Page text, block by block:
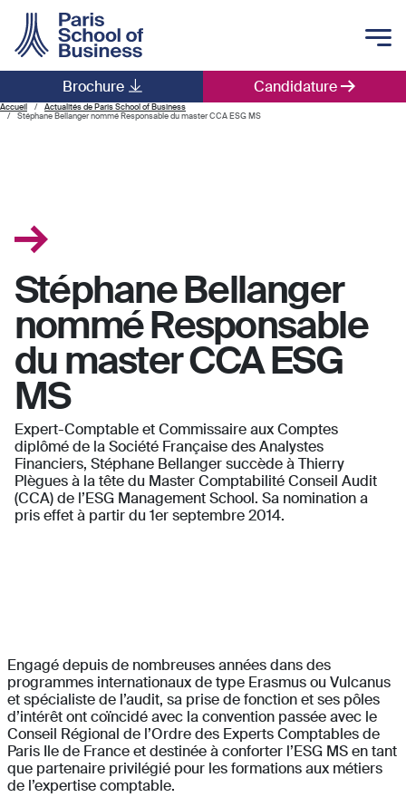
Candidature
Brochure
Main navigation
Accueil
Actualités de Paris School of Business
Stéphane Bellanger nommé Responsable du master CCA ESG MS
Stéphane Bellanger
nommé Responsable
du master CCA ESG
MS
Expert-Comptable et Commissaire aux Comptes
diplômé de la Société Française des Analystes
Financiers, Stéphane Bellanger succède à Thierry
Plègues à la tête du Master Comptabilité Conseil Audit
(CCA) de l’ESG Management School. Sa nomination a
pris effet à partir du 1er septembre 2014.
Engagé depuis de nombreuses années dans des
programmes internationaux de type Erasmus ou Vulcanus
et spécialiste de l’audit, sa prise de fonction et ses pôles
d’intérêt ont coïncidé avec la convention passée avec le
Conseil Régional de l’Ordre des Experts Comptables de
Paris Ile de France et destinée à conforter l’ESG MS en tant
que partenaire privilégié pour les formations aux métiers
de l’expertise comptable.